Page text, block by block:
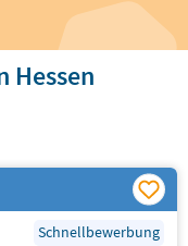
Hessen
Schnellbewerbung